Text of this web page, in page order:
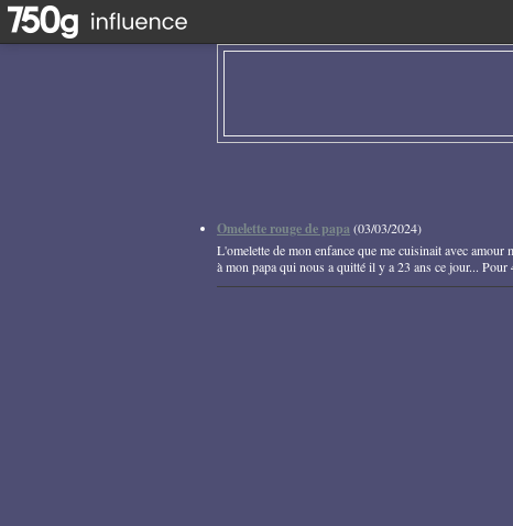
Omelette rouge de papa(03/03/2024)
L'omelette de mon enfance que me cuisinait avec
à mon papa qui nous a quitté il y a 23 ans ce jour...